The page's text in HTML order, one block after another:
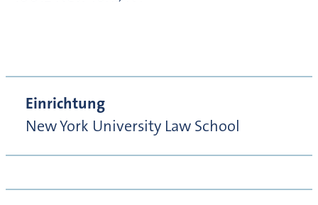
Einrichtung
New York University Law School